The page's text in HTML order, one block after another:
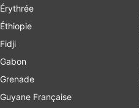
Érythrée
Éthiopie
Fidji
Gabon
Grenade
Guyane Française